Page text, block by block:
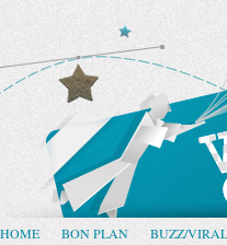
HOME BON PLAN BUZZ/